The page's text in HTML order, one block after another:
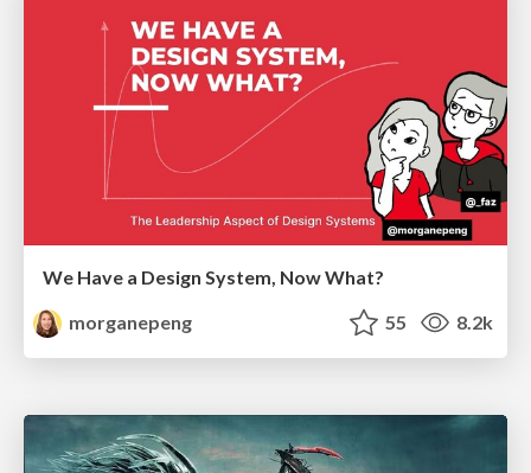
We Have a Design System, Now What?
morganepeng
55 8.2k